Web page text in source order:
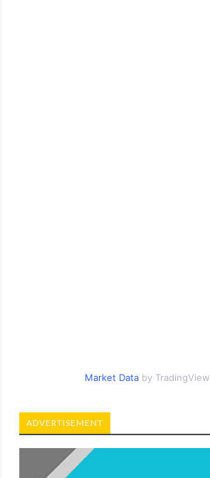
Market Databy TradingView
ADVERTISEMENT